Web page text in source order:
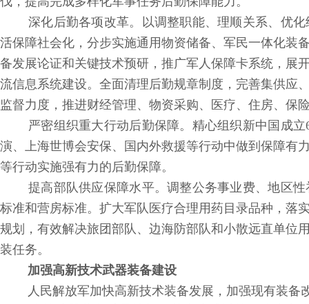
深化后勤各项改革。以调整职能、理顺关系、优
活保障社会化，分步实施通用物资储备、军民一体化装
备发展论证和关键技术预研，推广军人保障卡系统，展
流信息系统建设。全面清理后勤规章制度，完善集供应
监督力度，推进财经管理、物资采购、医疗、住房、保
严密组织重大行动后勤保障。精心组织新中国成
演、上海世博会安保、国内外救援等行动中做到保障有
等行动实施强有力的后勤保障。
提高部队供应保障水平。调整公务事业费、地区
标准和营房标准。扩大军队医疗合理用药目录品种，落
规划，有效解决旅团部队、边海防部队和小散远直单位
装任务。
加强高新技术武器装备建设
人民解放军加快高新技术装备发展，加强现有装备